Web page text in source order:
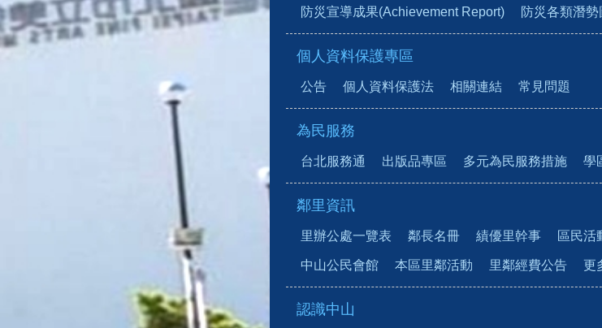
防災宣導成果(Achievement Report) 防災各類潛
個人資料保護專區
公告 個人資料保護法 相關連結 常見問題
為民服務
台北服務通 出版品專區 多元為民服務措施 學
鄰里資訊
里辦公處一覽表 鄰長名冊 績優里幹事 區民活
中山公民會館 本區里鄰活動 里鄰經費公告 更
認識中山